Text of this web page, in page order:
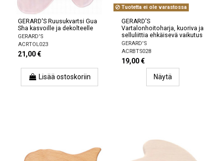
GERARD'S Ruusukvartsi Gua
Sha kasvoille ja dekolteelle
GERARD'S
ACRTOL023
21,00 €
Lisää ostoskoriin
Tuotetta ei ole varastossa
GERARD'S
Vartalonhoitoharja, kuoriva ja
selluliittia ehkäisevä vaikutus
GERARD'S
ACRBTS028
19,00 €
Näytä